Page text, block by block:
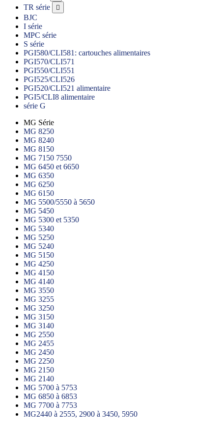
TR série 
BJC
I série
MPC série
S série
PGI580/CLI581: cartouches alimentaires
PGI570/CLI571
PGI550/CLI551
PGI525/CLI526
PGI520/CLI521 alimentaire
PGI5/CLI8 alimentaire
série G
MG Série
MG 8250
MG 8240
MG 8150
MG 7150 7550
MG 6450 et 6650
MG 6350
MG 6250
MG 6150
MG 5500/5550 à 5650
MG 5450
MG 5300 et 5350
MG 5340
MG 5250
MG 5240
MG 5150
MG 4250
MG 4150
MG 4140
MG 3550
MG 3255
MG 3250
MG 3150
MG 3140
MG 2550
MG 2455
MG 2450
MG 2250
MG 2150
MG 2140
MG 5700 à 5753
MG 6850 à 6853
MG 7700 à 7753
MG2440 à 2555, 2900 à 3450, 5950